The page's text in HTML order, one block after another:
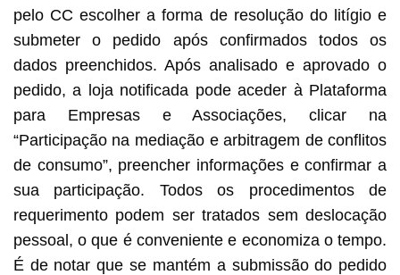
pelo CC escolher a forma de resolução do litígio e
submeter o pedido após confirmados todos os
dados preenchidos. Após analisado e aprovado o
pedido, a loja notificada pode aceder à Plataforma
para Empresas e Associações, clicar na
“Participação na mediação e arbitragem de conflitos
de consumo”, preencher informações e confirmar a
sua participação. Todos os procedimentos de
requerimento podem ser tratados sem deslocação
pessoal, o que é conveniente e economiza o tempo.
É de notar que se mantém a submissão do pedido